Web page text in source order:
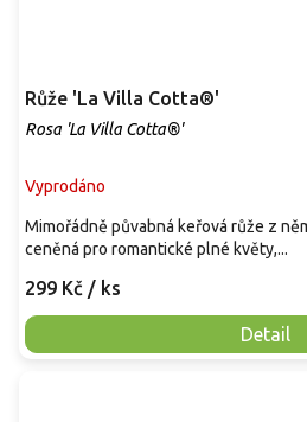
Růže 'La Villa Cotta®'
Rosa 'La Villa Cotta®'
Vyprodáno
299 Kč / ks
Detail
Mimořádně půvabná keřová růže z
ceněná pro romantické plné květy,...